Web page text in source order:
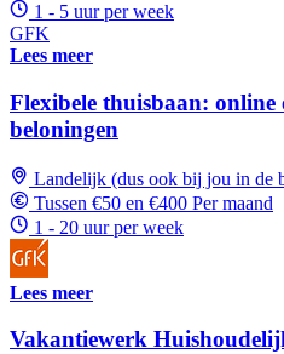
1 - 5 uur per week
GFK
Lees meer
Flexibele thuisbaan: online
beloningen
Landelijk (dus ook bij jou in de
Tussen €50 en €400 Per maand
1 - 20 uur per week
Lees meer
Vakantiewerk